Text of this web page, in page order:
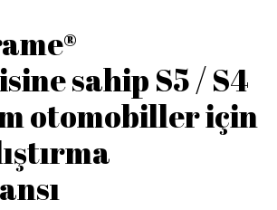
sahip S5 / S4
otomobiller için